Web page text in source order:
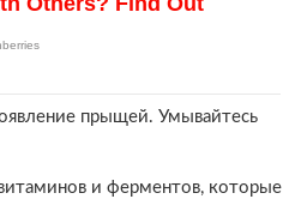
прыщей. Умывайтесь
и ферментов, которые